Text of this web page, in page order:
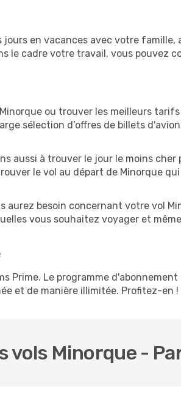
en vacances avec votre famille,
le cadre votre travail, vous pouvez
ou trouver les meilleurs
sélection d’offres de billets
aussi à trouver le jour le moins cher
le vol au départ de Minorque qui
besoin concernant votre vol
vous souhaitez voyager et
Prime. Le programme
et de manière illimitée. Profitez-en !
vols Minorque -